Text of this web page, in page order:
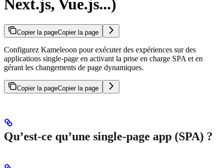
Next.js, Vue.js...)
Copier la pageCopier la page
Configurez Kameleoon pour exécuter des expériences sur des
applications single-page en activant la prise en charge SPA et en
gérant les changements de page dynamiques.
Copier la pageCopier la page
Qu’est-ce qu’une single-page app (SPA) ?